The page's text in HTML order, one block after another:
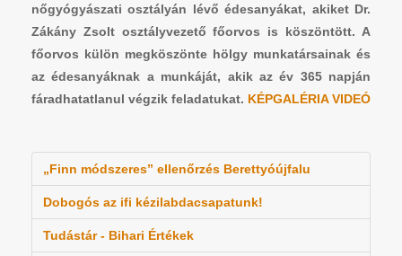
nőgyógyászati osztályán lévő édesanyákat, akiket Dr.
Zákány Zsolt osztályvezető főorvos is köszöntött. A
főorvos külön megköszönte hölgy munkatársainak és
az édesanyáknak a munkáját, akik az év 365 napján
fáradhatatlanul végzik feladatukat. KÉPGALÉRIA VIDEÓ
„Finn módszeres” ellenőrzés Berettyóújfalu
Dobogós az ifi kézilabdacsapatunk!
Tudástár - Bihari Értékek